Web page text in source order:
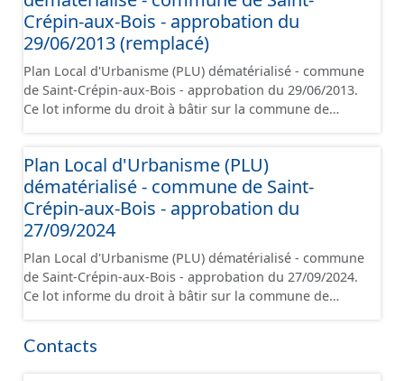
l'exception des plans de zonages), les annexes, les
orientations d'aménagement et les données
géographiques. Malgré l'attention portée à la création
de ces données, il est rappelé que seuls les documents
papier font foi et sont opposables d'un point de vue
juridique.
Crépin-aux-Bois - approbation du
29/06/2013 (remplacé)
Plan Local d'Urbanisme (PLU) dématérialisé - commune
de Saint-Crépin-aux-Bois - approbation du 29/06/2013.
Ce lot informe du droit à bâtir sur la commune de
du CNIG et contient les pièces administratives, le
rapport de présentation, le PADD, le règlement (à
l'exception des plans de zonages), les annexes, les
orientations d'aménagement et les données
géographiques. Malgré l'attention portée à la création
de ces données, il est rappelé que seuls les documents
papier font foi et sont opposables d'un point de vue
juridique.
Plan Local d'Urbanisme (PLU)
dématérialisé - commune de Saint-
Crépin-aux-Bois - approbation du
27/09/2024
Plan Local d'Urbanisme (PLU) dématérialisé - commune
de Saint-Crépin-aux-Bois - approbation du 27/09/2024.
Ce lot informe du droit à bâtir sur la commune de
du CNIG et contient les pièces administratives, le
Contacts